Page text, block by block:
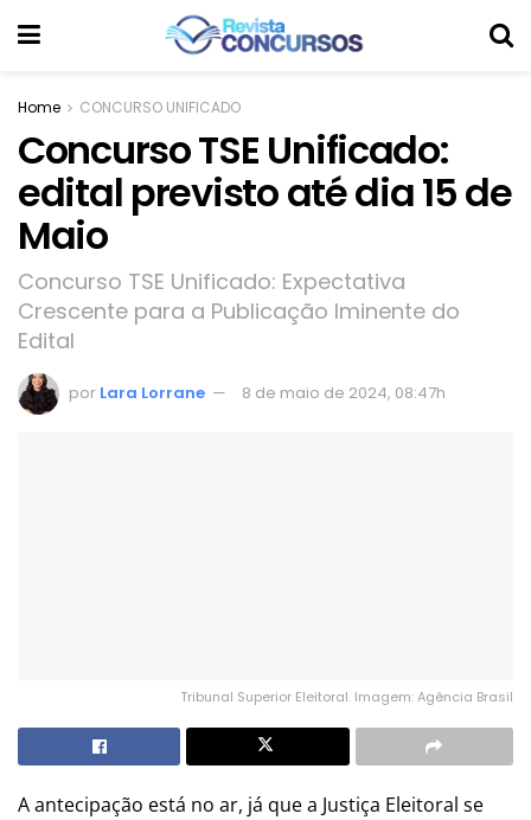
Home CONCURSO UNIFICADO
Concurso TSE Unificado:
edital previsto até dia 15 de
Maio
Concurso TSE Unificado: Expectativa
Crescente para a Publicação Iminente do
Edital
por Lara Lorrane 8 de maio de 2024, 08:47h
Tribunal Superior Eleitoral. Imagem: Agência Brasil
A antecipação está no ar, já que a Justiça Eleitoral se